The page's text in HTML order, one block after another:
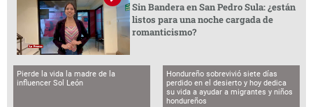
Sin Bandera en San Pedro Sula: ¿están
listos para una noche cargada de
romanticismo?
Pierde la vida la madre de la
influencer Sol León
Hondureño sobrevivió siete días
perdido en el desierto y hoy dedica
su vida a ayudar a migrantes y niños
hondureños